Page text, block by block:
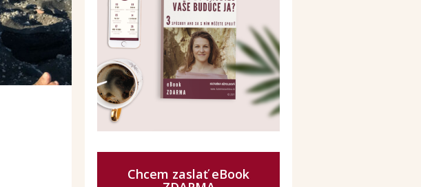
Chcem zaslať eBook